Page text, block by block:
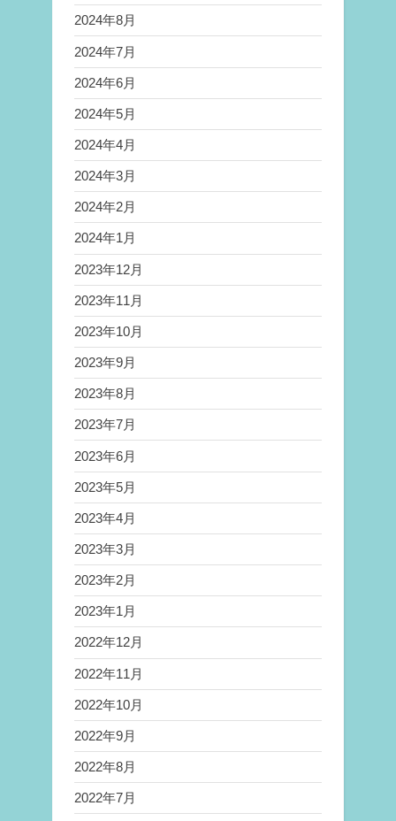
2024年8月
2024年7月
2024年6月
2024年5月
2024年4月
2024年3月
2024年2月
2024年1月
2023年12月
2023年11月
2023年10月
2023年9月
2023年8月
2023年7月
2023年6月
2023年5月
2023年4月
2023年3月
2023年2月
2023年1月
2022年12月
2022年11月
2022年10月
2022年9月
2022年8月
2022年7月